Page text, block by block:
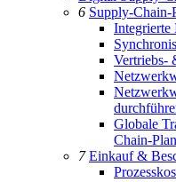
6 Supply-Chain-
Integrierte
Vertriebs-
Globale
Chain-
7Einkauf &